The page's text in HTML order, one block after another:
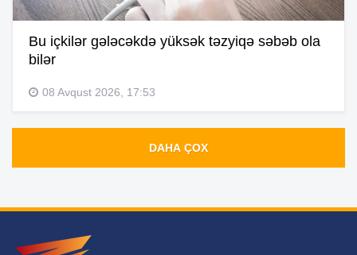
Bu içkilər gələcəkdə yüksək təzyiqə səbəb ola
bilər
08 Avqust 2026, 17:53
DAHA ÇOX